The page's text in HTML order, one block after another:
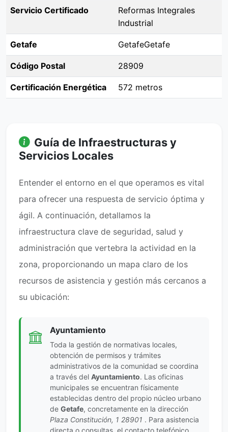
Servicio Certificado
Reformas Integrales
Industrial
Getafe GetafeGetafe
Código Postal 28909
Certificación Energética 572 metros
Guía de Infraestructuras y
Servicios Locales
Entender el entorno en el que operamos es vital
para ofrecer una respuesta de servicio óptima y
ágil. A continuación, detallamos la
infraestructura clave de seguridad, salud y
administración que vertebra la actividad en la
zona, proporcionando un mapa claro de los
recursos de asistencia y gestión más cercanos a
su ubicación:
Ayuntamiento
Toda la gestión de normativas locales,
obtención de permisos y trámites
administrativos de la comunidad se coordina
a través del Ayuntamiento. Las oficinas
municipales se encuentran físicamente
establecidas dentro del propio núcleo urbano
de Getafe, concretamente en la dirección
Plaza Constitución, 1 28901 . Para asistencia
directa o consultas, el contacto telefónico